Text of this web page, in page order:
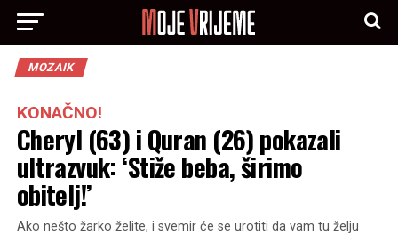
MOZAIK
KONAČNO!
Cheryl (63) i Quran (26) pokazali
ultrazvuk: ‘Stiže beba, širimo
obitelj!’
Ako nešto žarko želite, i svemir će se urotiti da vam tu želju